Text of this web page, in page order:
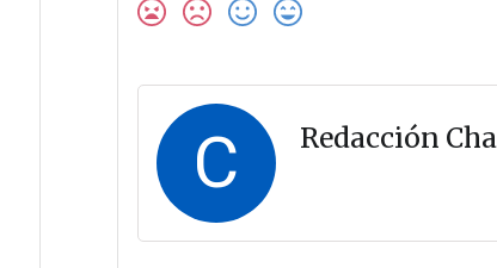
C Redacción